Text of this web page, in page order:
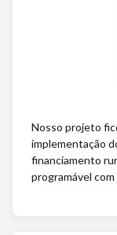
Nosso projeto
implementação
financiamento
programável